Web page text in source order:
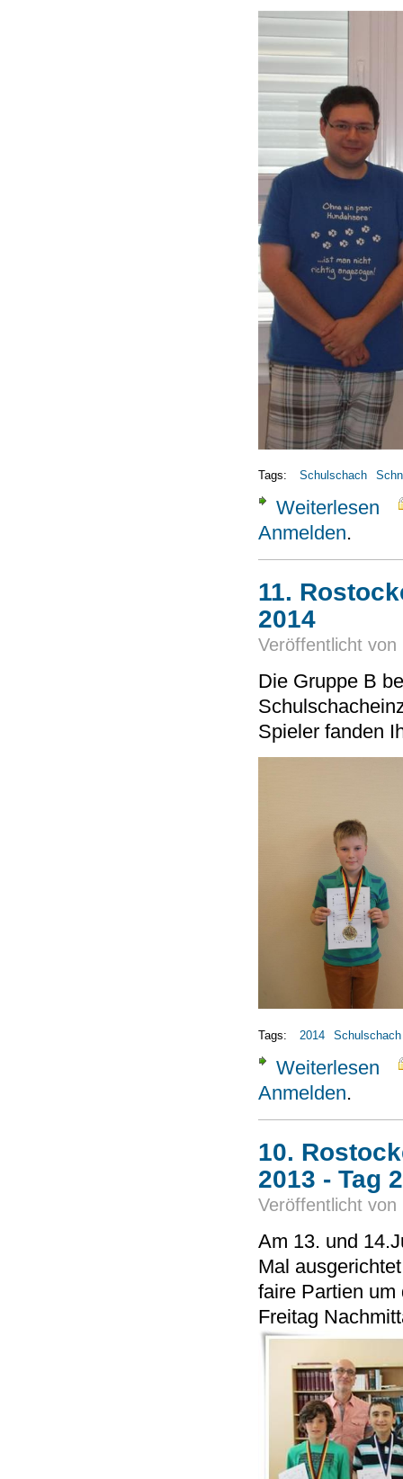
Tags: Schulschach
Weiterlesen
Anmelden.
11.
2014
Veröffentlicht von
Die Gruppe B
Spieler fanden
Tags: 2014 Schulschach
Weiterlesen
Anmelden.
10.
2013 - Tag 2
Veröffentlicht von
Am 13. und
Mal
faire Partien um
Freitag